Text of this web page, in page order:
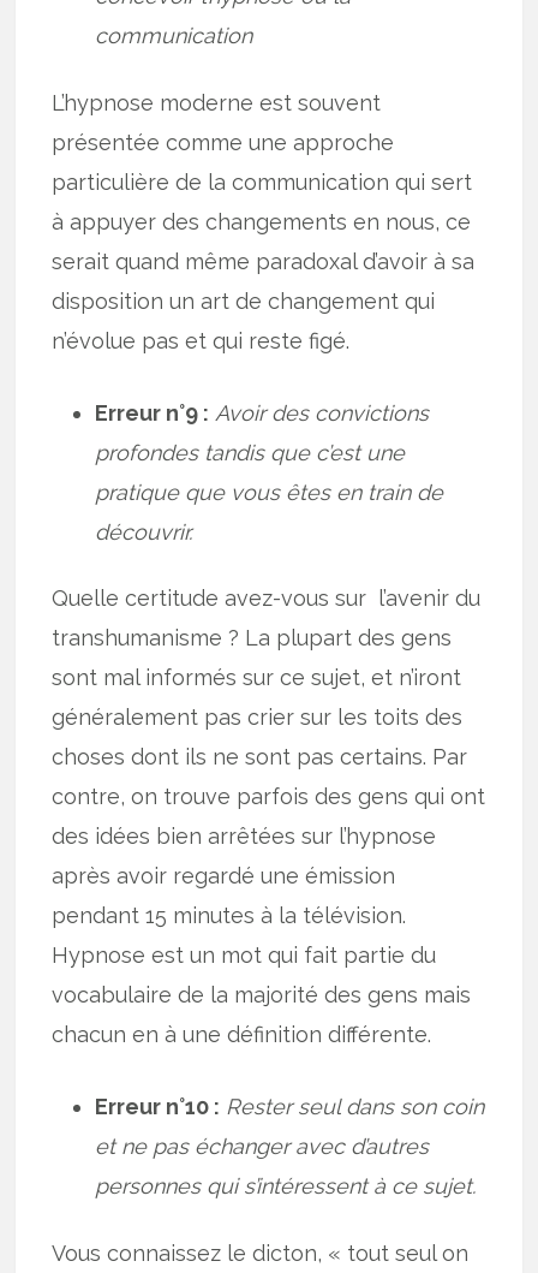
communication
L’hypnose moderne est souvent
présentée comme une approche
particulière de la communication qui sert
à appuyer des changements en nous, ce
serait quand même paradoxal d’avoir à sa
disposition un art de changement qui
n’évolue pas et qui reste figé.
Erreur n°9 : Avoir des convictions
profondes tandis que c’est une
pratique que vous êtes en train de
découvrir.
Quelle certitude avez-vous sur l’avenir du
transhumanisme ? La plupart des gens
sont mal informés sur ce sujet, et n’iront
généralement pas crier sur les toits des
choses dont ils ne sont pas certains. Par
contre, on trouve parfois des gens qui ont
des idées bien arrêtées sur l’hypnose
après avoir regardé une émission
pendant 15 minutes à la télévision.
Hypnose est un mot qui fait partie du
vocabulaire de la majorité des gens mais
chacun en à une définition différente.
Erreur n°10 : Rester seul dans son coin
et ne pas échanger avec d’autres
personnes qui s’intéressent à ce sujet.
Vous connaissez le dicton, « tout seul on